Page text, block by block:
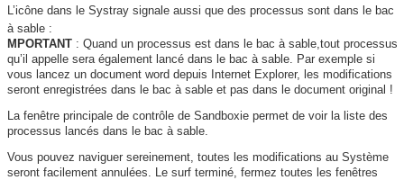
L’icône dans le Systray signale aussi que des processus sont dans le bac
à sable :
MPORTANT: Quand un processus est dans le bac à sable,tout processus
qu’il appelle sera également lancé dans le bac à sable. Par exemple si
vous lancez un document word depuis Internet Explorer, les modifications
seront enregistrées dans le bac à sable et pas dans le document original !
La fenêtre principale de contrôle de Sandboxie permet de voir la liste des
processus lancés dans le bac à sable.
Vous pouvez naviguer sereinement, toutes les modifications au Système
seront facilement annulées. Le surf terminé, fermez toutes les fenêtres